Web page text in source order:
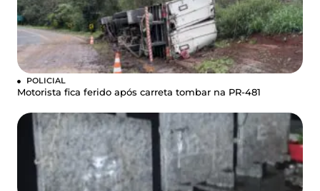
POLICIAL
Motorista fica ferido após carreta tombar na PR-481